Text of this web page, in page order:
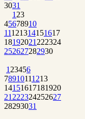
3031
1 23
45678910
11121314151617
18192021 222324
252627282930
1 23456
78910111213
14151617181920
21 222324252627
28293031